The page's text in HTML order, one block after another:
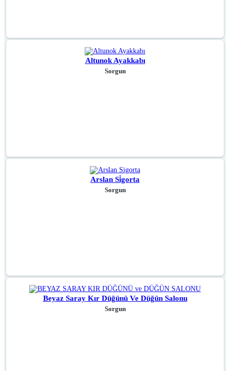
Altunok Ayakkabı
Sorgun
Arslan Si̇gorta
Sorgun
Beyaz Saray Kır Düğünü Ve Düğün Salonu
Sorgun